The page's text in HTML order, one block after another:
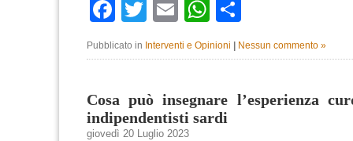
Facebook
TwitterEmailWhatsApp
Pubblicato in Interventi e Opinioni Nessun commento »
Cosa può insegnare l’esperienza
indipendentisti sardi
giovedì 20 Luglio 2023